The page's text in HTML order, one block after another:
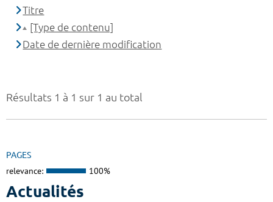
Résultats 1 à 1 sur 1 au total
PAGES
relevance: 100%
Actualités
Titre
[Type de contenu]
Date de dernière modification